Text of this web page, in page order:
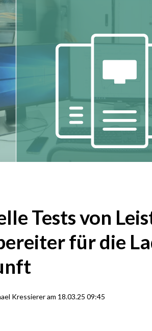
Tests von
für die
Kressiereram 18.03.25 09:45